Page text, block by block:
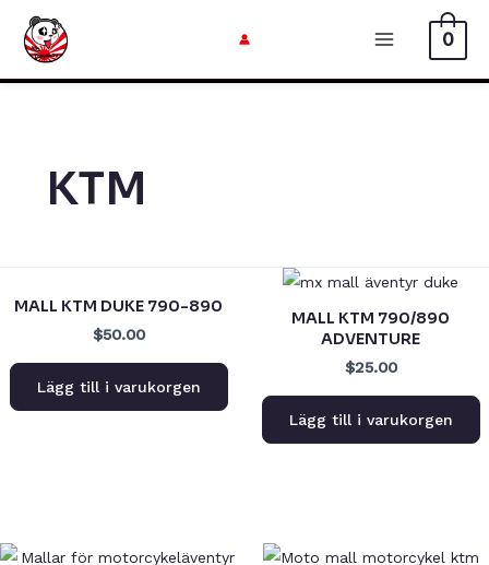
Hoppa
0
KTM
MALL KTM DUKE 790-890
$50.00
Lägg till i varukorgen
MALL KTM 790/890
ADVENTURE
$25.00
Lägg till i varukorgen